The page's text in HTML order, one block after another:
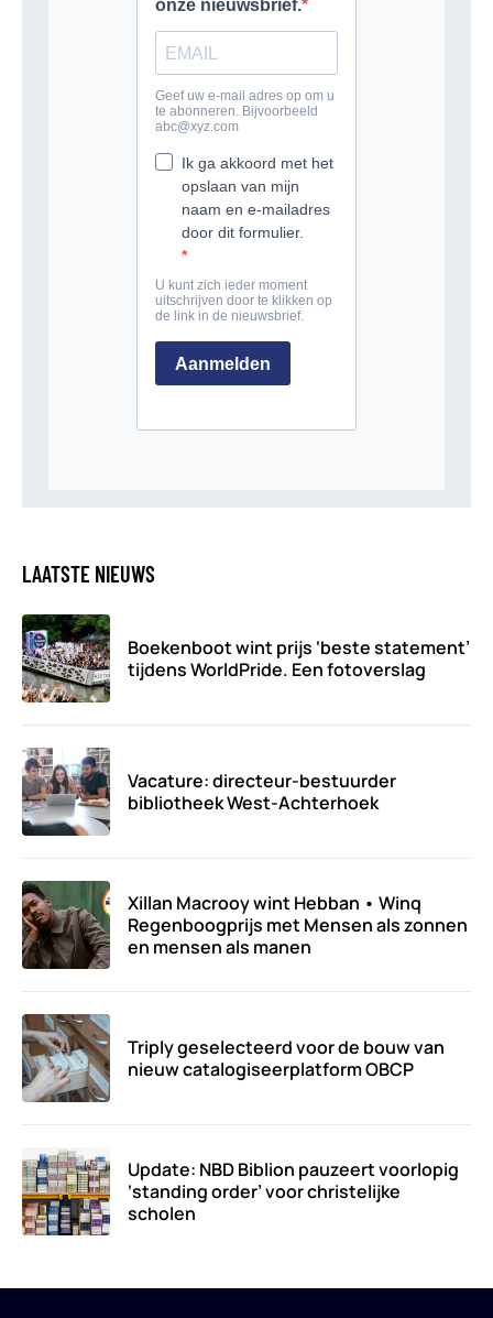
LAATSTE NIEUWS
Boekenboot wint prijs ‘beste statement’
tijdens WorldPride. Een fotoverslag
Vacature: directeur-bestuurder
bibliotheek West-Achterhoek
Xillan Macrooy wint Hebban • Winq
Regenboogprijs met Mensen als zonnen
en mensen als manen
Triply geselecteerd voor de bouw van
nieuw catalogiseerplatform OBCP
Update: NBD Biblion pauzeert voorlopig
‘standing order’ voor christelijke
scholen